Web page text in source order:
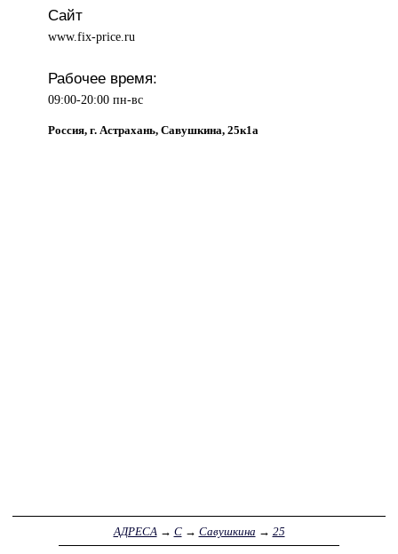
Сайт
www.fix-price.ru
Рабочее время:
09:00-20:00 пн-вс
Россия, г. Астрахань, Савушкина, 25к1а
АДРЕСА → С→ Савушкина → 25